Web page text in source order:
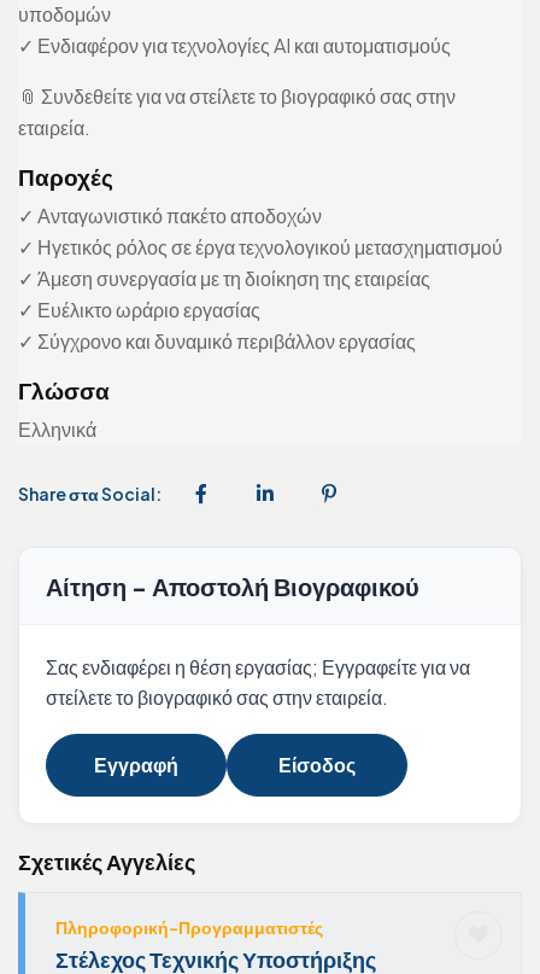
υποδομών
✓ Ενδιαφέρον για τεχνολογίες AI και αυτοματισμούς
📎 Συνδεθείτε για να στείλετε το βιογραφικό σας στην
εταιρεία.
Παροχές
✓ Ανταγωνιστικό πακέτο αποδοχών
✓ Ηγετικός ρόλος σε έργα τεχνολογικού μετασχηματισμού
✓ Άμεση συνεργασία με τη διοίκηση της εταιρείας
✓ Ευέλικτο ωράριο εργασίας
✓ Σύγχρονο και δυναμικό περιβάλλον εργασίας
Γλώσσα
Ελληνικά
Share στα Social:
Αίτηση - Αποστολή Βιογραφικού
Σας ενδιαφέρει η θέση εργασίας; Εγγραφείτε για να
στείλετε το βιογραφικό σας στην εταιρεία.
Εγγραφή Είσοδος
Σχετικές Αγγελίες
Πληροφορική-Προγραμματιστές
Στέλεχος Τεχνικής Υποστήριξης